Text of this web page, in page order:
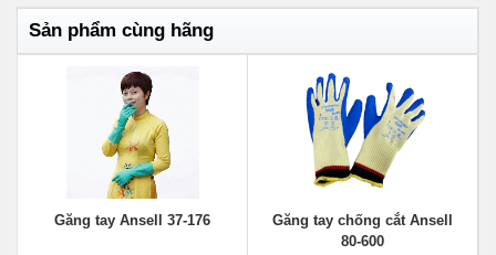
Sản phẩm cùng hãng
Găng tay Ansell 37-176
Găng tay chống cắt Ansell
80-600